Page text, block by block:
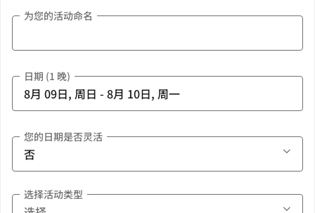
为您的活动命名
日期 (1 晚)
您的日期是否灵活
选择活动类型